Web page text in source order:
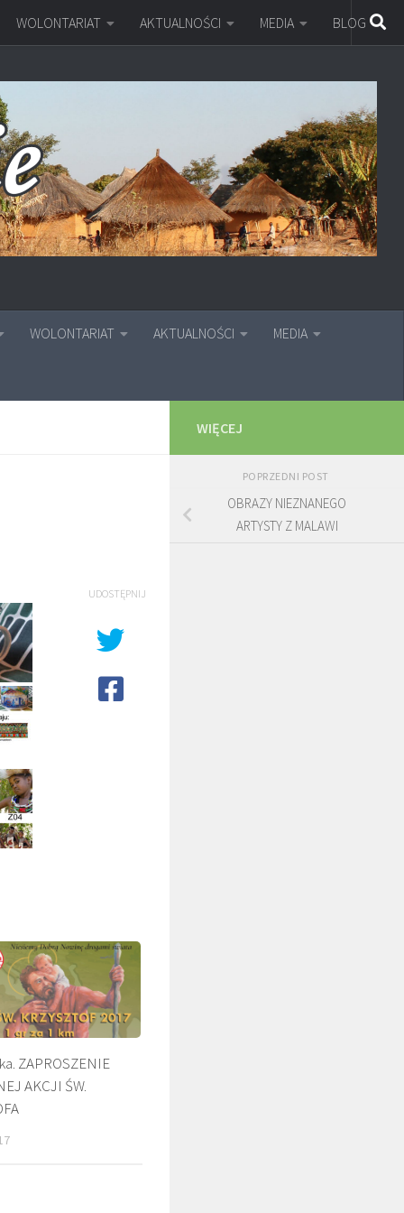
WOLONTARIAT AKTUALNOŚCI MEDIA BLOG
WOLONTARIAT AKTUALNOŚCI MEDIA
UDOSTĘPNIJ
ZAPROSZENIE
AKCJI ŚW.
WIĘCEJ
POPRZEDNI POST
OBRAZY NIEZNANEGO
ARTYSTY Z MALAWI